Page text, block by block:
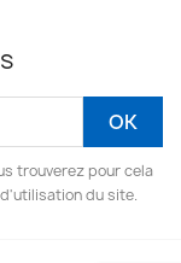
trouverez pour cela
du site.